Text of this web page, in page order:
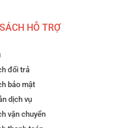
HỖ TRỢ
đổi trả
bảo mật
dịch vụ
vận chuyển